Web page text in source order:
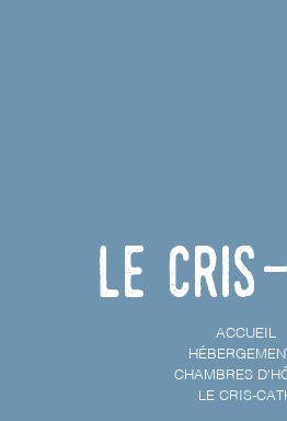
Le
ACCUEIL
CHAMBRES
LE CRIS-